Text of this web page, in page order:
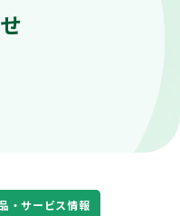
・サービス情報